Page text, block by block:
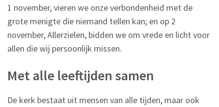
1 november, vieren we onze verbondenheid met de
grote menigte die niemand tellen kan; en op 2
november, Allerzielen, bidden we om vrede en licht voor
allen die wij persoonlijk missen.
Met alle leeftijden samen
De kerk bestaat uit mensen van alle tijden, maar ook